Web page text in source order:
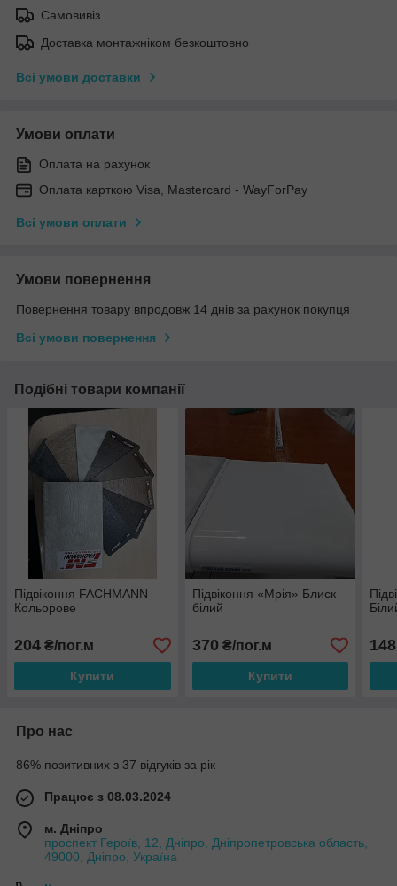
Самовивіз
Доставка монтажніком безкоштовно
Всі умови доставки
Умови оплати
Оплата на рахунок
Оплата карткою Visa, Mastercard - WayForPay
Всі умови оплати
Умови повернення
Повернення товару впродовж 14 днів за рахунок покупця
Всі умови повернення
Подібні товари компанії
Підвіконня FACHMANN
Кольорове
204 ₴/пог.м
Купити
Підвіконня «Мрія» Блиск
білий
370 ₴/пог.м
Купити
148
Про нас
86% позитивних з 37 відгуків за рік
Працює з 08.03.2024
м. Дніпро
проспект Героїв, 12, Дніпро, Дніпропетровська область,
49000, Дніпро, Україна